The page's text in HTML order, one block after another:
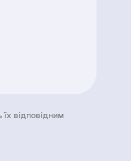
відповідним